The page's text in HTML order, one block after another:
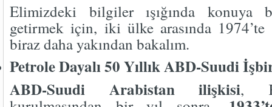
Elimizdeki bilgiler ışığında konuya
getirmek için, iki ülke arasında 1974’te
biraz daha yakından bakalım.
Petrole Dayalı 50 Yıllık ABD-Suudi
ABD-Suudi Arabistan ilişkisi,